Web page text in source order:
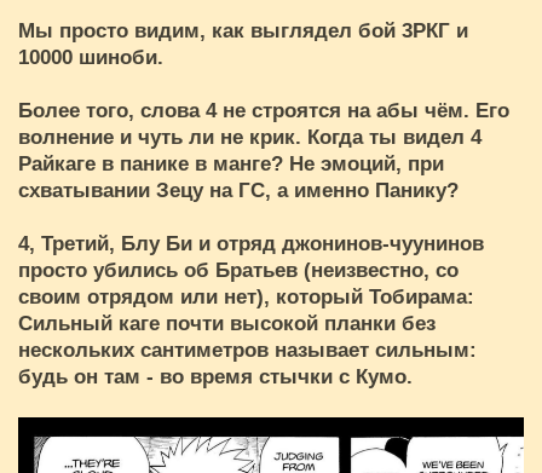
Мы просто видим, как выглядел бой 3РКГ и
10000 шиноби.
Более того, слова 4 не строятся на абы чём. Его
волнение и чуть ли не крик. Когда ты видел 4
Райкаге в панике в манге? Не эмоций, при
схватывании Зецу на ГС, а именно Панику?
4, Третий, Блу Би и отряд джонинов-чуунинов
просто убились об Братьев (неизвестно, со
своим отрядом или нет), который Тобирама:
Сильный каге почти высокой планки без
нескольких сантиметров называет сильным:
будь он там - во время стычки с Кумо.